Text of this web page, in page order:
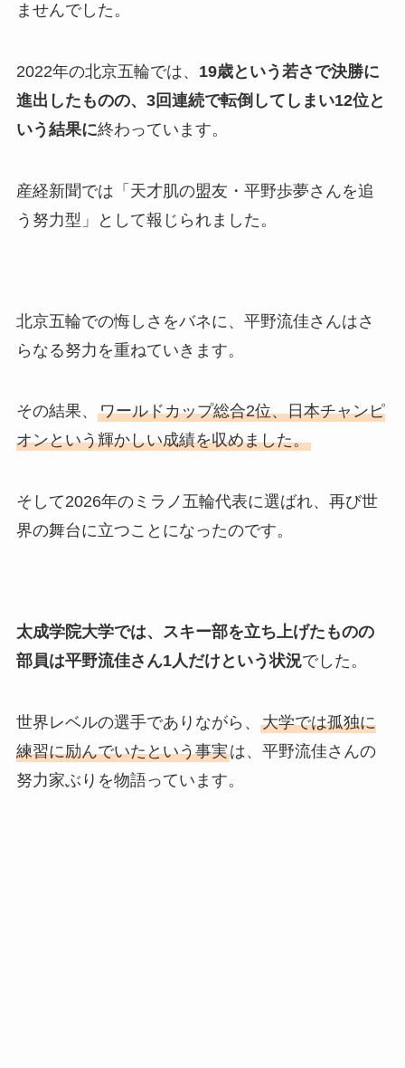
ませんでした。
2022年の北京五輪では、 19歳という若さで決勝に
進出したものの、3回連続で転倒してしまい12位と
いう結果に終わっています。
産経新聞では「天才肌の盟友・平野歩夢さんを追
う努力型」として報じられました。
北京五輪での悔しさをバネに、平野流佳さんはさ
らなる努力を重ねていきます。
その結果、 ワールドカップ総合2位、日本チャンピ
オンという輝かしい成績を収めました。
そして2026年のミラノ五輪代表に選ばれ、再び世
界の舞台に立つことになったのです。
太成学院大学では、スキー部を立ち上げたものの
部員は平野流佳さん1人だけという状況でした。
世界レベルの選手でありながら、 大学では孤独に
練習に励んでいたという事実は、平野流佳さんの
努力家ぶりを物語っています。